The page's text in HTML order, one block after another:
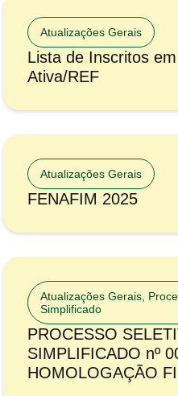
Atualizações Gerais
Lista de Inscritos
Ativa/REF
Atualizações Gerais
FENAFIM 2025
Atualizações Gerais
Simplificado
PROCESSO
SIMPLIFICADO nº
HOMOLOGAÇÃO